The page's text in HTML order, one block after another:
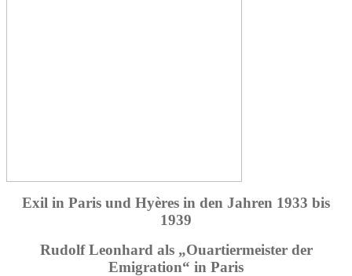
Exil in Paris und Hyères in den Jahren 1933 bis
1939
Rudolf Leonhard als „Ouartiermeister der
Emigration“ in Paris